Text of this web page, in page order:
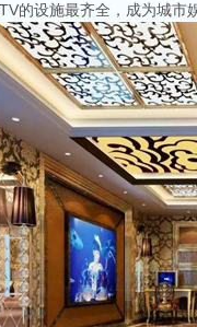
的设施最齐全，成为城市